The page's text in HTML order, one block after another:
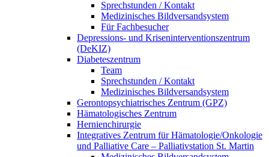
Sprechstunden / Kontakt
Medizinisches Bildversandsystem
Für Fachbesucher
Depressions- und Kriseninterventionszentrum
(DeKIZ)
Diabeteszentrum
Team
Sprechstunden / Kontakt
Medizinisches Bildversandsystem
Gerontopsychiatrisches Zentrum (GPZ)
Hämatologisches Zentrum
Hernienchirurgie
Integratives Zentrum für Hämatologie/Onkologie
und Palliative Care – Palliativstation St. Martin